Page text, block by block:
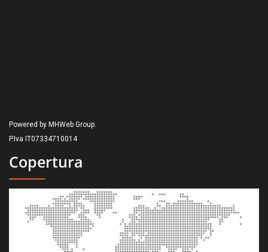
Powered by MHWeb Group.
P.Iva IT07334710014
Copertura